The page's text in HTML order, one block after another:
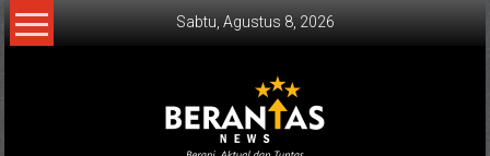
Lompat
ke
Sabtu, Agustus 8, 2026